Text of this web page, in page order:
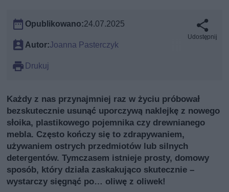
Opublikowano:24.07.2025
Autor:Joanna Pasterczyk
Drukuj
Udostępnij
Każdy z nas przynajmniej raz w życiu próbował
bezskutecznie usunąć uporczywą naklejkę z nowego
słoika, plastikowego pojemnika czy drewnianego
mebla. Często kończy się to zdrapywaniem,
używaniem ostrych przedmiotów lub silnych
detergentów. Tymczasem istnieje prosty, domowy
sposób, który działa zaskakująco skutecznie –
wystarczy sięgnąć po… oliwę z oliwek!